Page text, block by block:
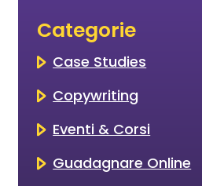
Categorie
Case Studies
Copywriting
Eventi & Corsi
Guadagnare Online